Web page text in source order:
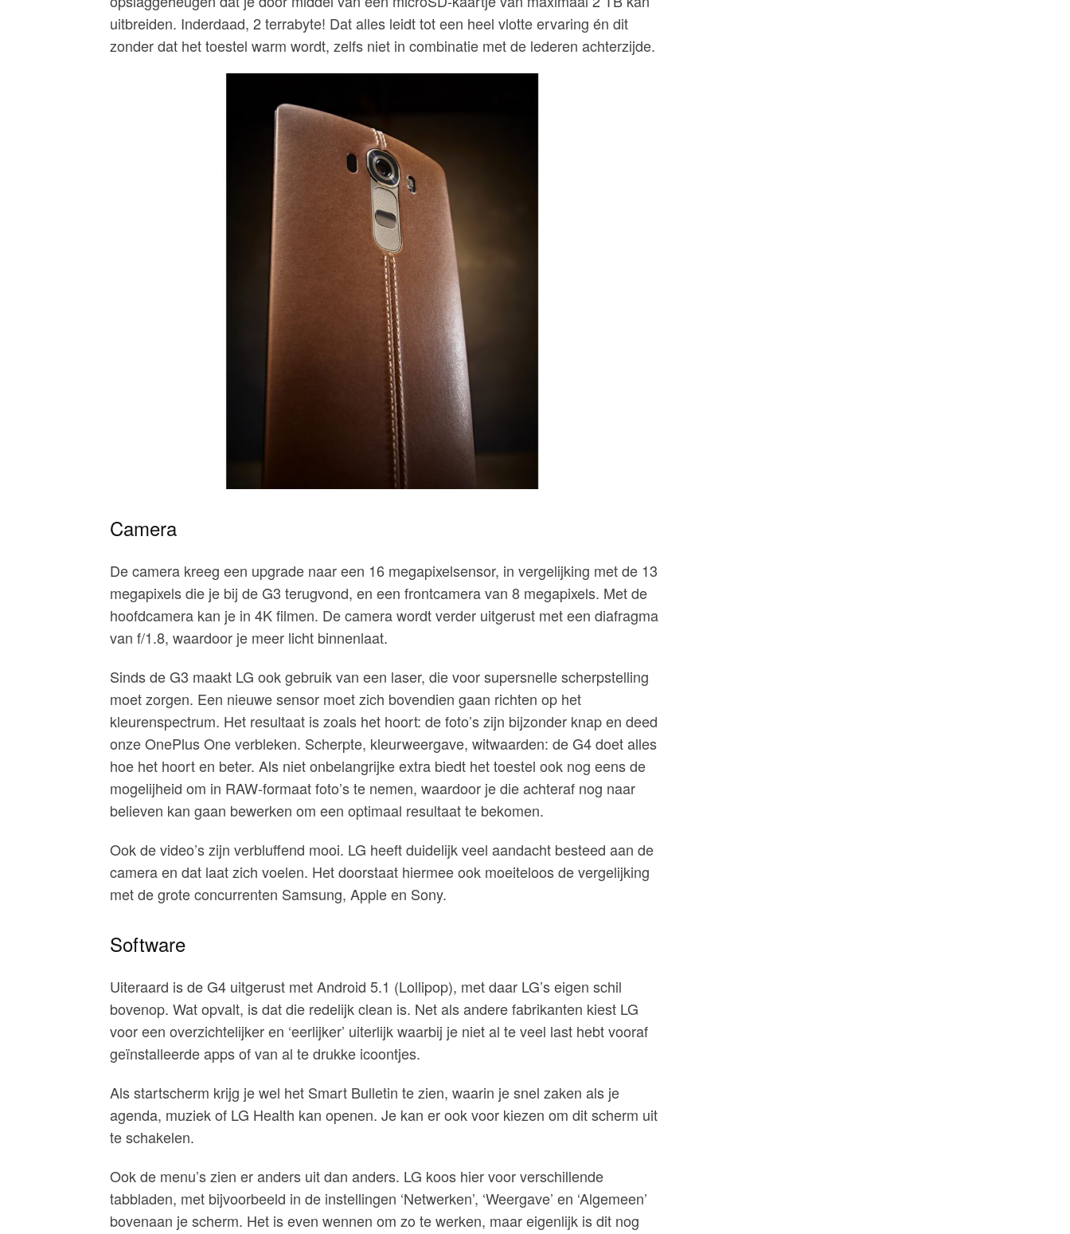
uitbreiden. Inderdaad, 2 terrabyte! Dat alles leidt tot een heel vlotte ervaring én dit
zonder dat het toestel warm wordt, zelfs niet in combinatie met de lederen achterzijde.
Camera
De camera kreeg een upgrade naar een 16 megapixelsensor, in vergelijking met de 13
megapixels die je bij de G3 terugvond, en een frontcamera van 8 megapixels. Met de
hoofdcamera kan je in 4K filmen. De camera wordt verder uitgerust met een diafragma
van f/1.8, waardoor je meer licht binnenlaat.
Sinds de G3 maakt LG ook gebruik van een laser, die voor supersnelle scherpstelling
moet zorgen. Een nieuwe sensor moet zich bovendien gaan richten op het
kleurenspectrum. Het resultaat is zoals het hoort: de foto’s zijn bijzonder knap en deed
onze OnePlus One verbleken. Scherpte, kleurweergave, witwaarden: de G4 doet alles
hoe het hoort en beter. Als niet onbelangrijke extra biedt het toestel ook nog eens de
mogelijheid om in RAW-formaat foto’s te nemen, waardoor je die achteraf nog naar
believen kan gaan bewerken om een optimaal resultaat te bekomen.
Ook de video’s zijn verbluffend mooi. LG heeft duidelijk veel aandacht besteed aan de
camera en dat laat zich voelen. Het doorstaat hiermee ook moeiteloos de vergelijking
met de grote concurrenten Samsung, Apple en Sony.
Software
Uiteraard is de G4 uitgerust met Android 5.1 (Lollipop), met daar LG’s eigen schil
bovenop. Wat opvalt, is dat die redelijk clean is. Net als andere fabrikanten kiest LG
voor een overzichtelijker en ‘eerlijker’ uiterlijk waarbij je niet al te veel last hebt vooraf
geïnstalleerde apps of van al te drukke icoontjes.
Als startscherm krijg je wel het Smart Bulletin te zien, waarin je snel zaken als je
agenda, muziek of LG Health kan openen. Je kan er ook voor kiezen om dit scherm uit
te schakelen.
Ook de menu’s zien er anders uit dan anders. LG koos hier voor verschillende
tabbladen, met bijvoorbeeld in de instellingen ‘Netwerken’, ‘Weergave’ en ‘Algemeen’
bovenaan je scherm. Het is even wennen om zo te werken, maar eigenlijk is dit nog